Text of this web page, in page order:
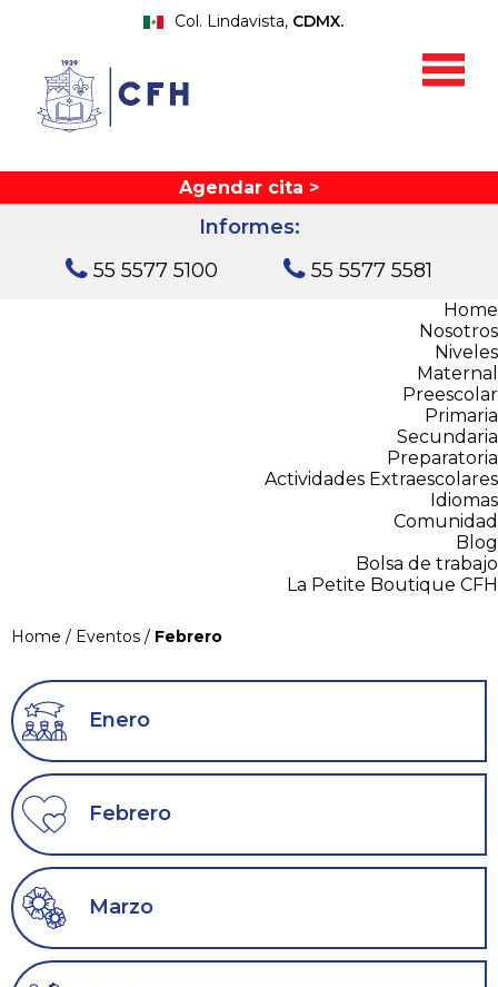
Col. Lindavista, CDMX.
Agendar cita >
Informes:
55 5577 5100
55 5577 5581
Home
Nosotros
Niveles
Maternal
Preescolar
Primaria
Secundaria
Preparatoria
Actividades Extraescolares
Idiomas
Comunidad
Blog
Bolsa de trabajo
La Petite Boutique CFH
Home / Eventos / Febrero
Enero
Febrero
Marzo